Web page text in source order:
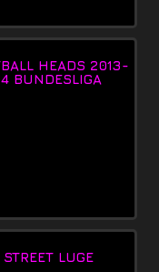
HEADS 2013-
BUNDESLIGA
STREET LUGE